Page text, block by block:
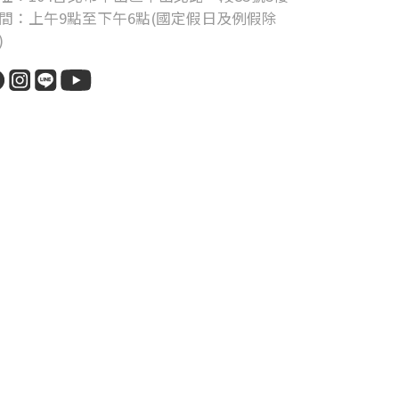
：上午9點至下午6點(國定假日及例假除